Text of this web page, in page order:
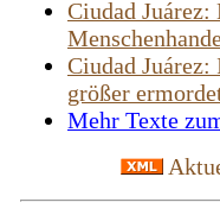
Ciudad Juárez:
Ciudad
größer
Mehr Texte